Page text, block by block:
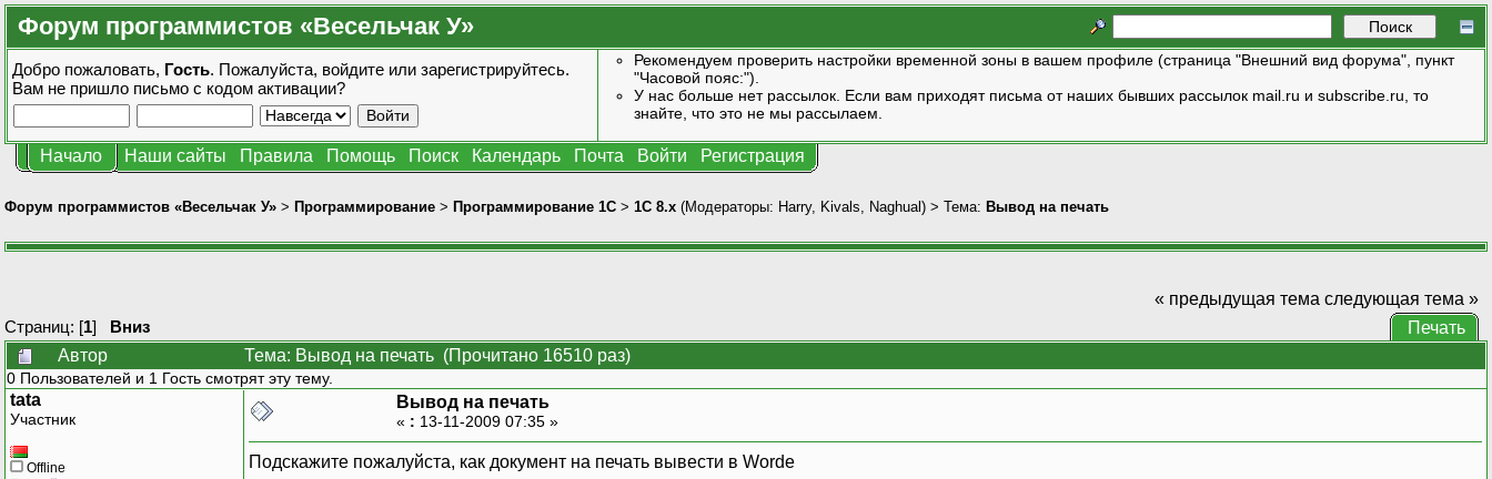
Форум программистов «Весельчак У»
Добро пожаловать, Гость. Пожалуйста, войдите или зарегистрируйтесь.
Вам не пришло письмо с кодом активации?
Рекомендуем проверить настройки временной зоны в вашем профиле (страница "Внешний вид форума", пункт
"Часовой пояс:").
У нас больше нет рассылок. Если вам приходят письма от наших бывших рассылок mail.ru и subscribe.ru, то
знайте, что это не мы рассылаем.
Начало Наши сайты Правила Помощь Поиск Календарь Почта Войти Регистрация
Форум программистов «Весельчак У» > Программирование > Программирование 1С > 1С 8.x (Модераторы: Harry, Kivals Naghual) > Тема: Вывод на печать
Страниц: [1] Вниз
« предыдущая тема следующая тема »
Печать
Автор
Тема: Вывод на печать (Прочитано 16510 раз)
0 Пользователей и 1 Гость смотрят эту тему.
tata
Участник
Offline
Вывод на печать
« : 13-11-2009 07:35 »
Подскажите пожалуйста, как документ на печать вывести в Worde